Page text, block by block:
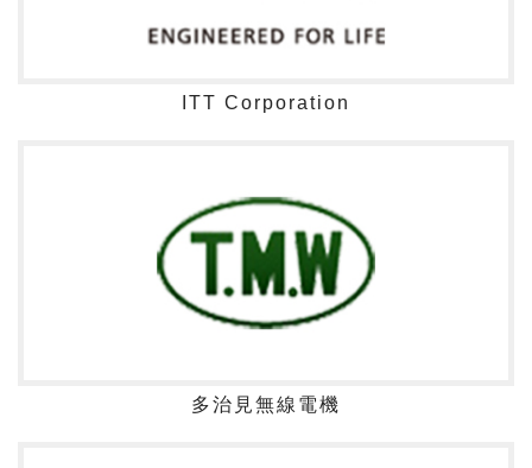
ITT Corporation
多治見無線電機